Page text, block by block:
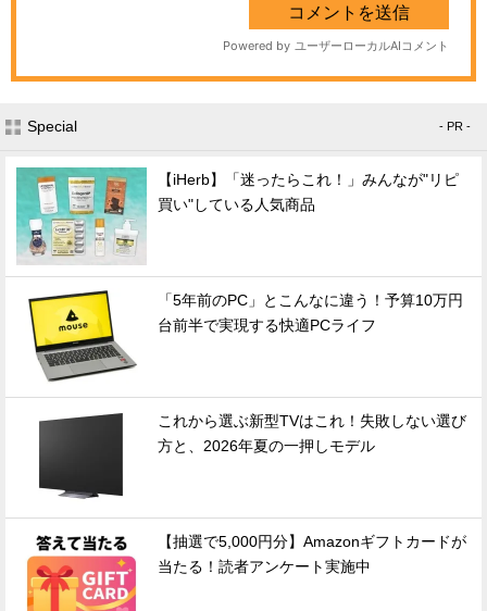
Special - PR -
【iHerb】「迷ったらこれ！」みんなが"リピ
買い"している人気商品
「5年前のPC」とこんなに違う！予算10万円
台前半で実現する快適PCライフ
これから選ぶ新型TVはこれ！失敗しない選び
方と、2026年夏の一押しモデル
【抽選で5,000円分】Amazonギフトカードが
当たる！読者アンケート実施中